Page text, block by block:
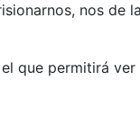
nos de
que permitirá